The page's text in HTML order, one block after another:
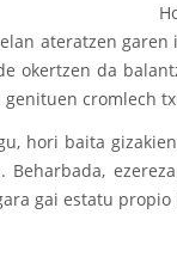
ateratzen
okertzen da
cromlech
hori baita
Beharbada,
gai estatu